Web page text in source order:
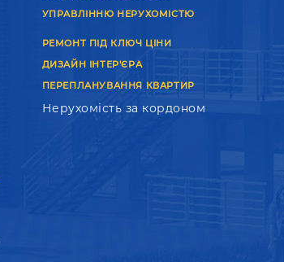
УПРАВЛІННЮ НЕРУХОМІСТЮ
РЕМОНТ ПІД КЛЮЧ ЦІНИ
ДИЗАЙН ІНТЕР'ЄРА
ПЕРЕПЛАНУВАННЯ КВАРТИР
Нерухомість за кордоном